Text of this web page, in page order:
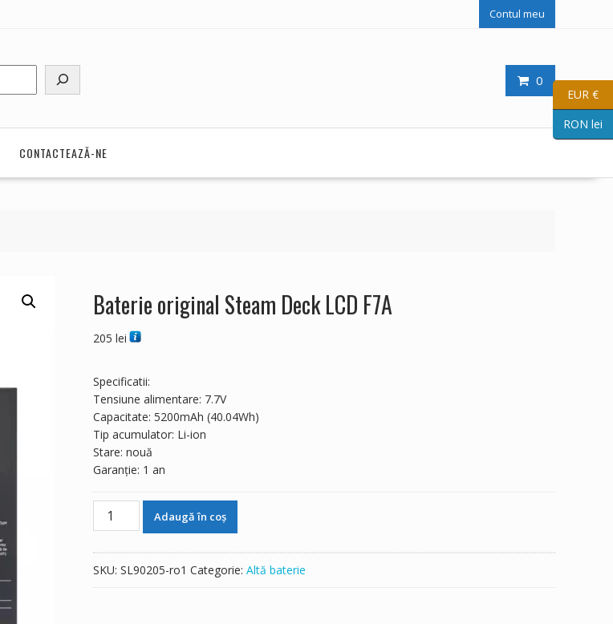
Contul meu
0
CONTACTEAZĂ-NE
Baterie original Steam Deck LCD F7A
205 lei
Specificatii:
Tensiune alimentare: 7.7V
Capacitate: 5200mAh (40.04Wh)
Tip acumulator: Li-ion
Stare: nouă
Garanție: 1 an
Cantitate
Baterie
Deck
Adaugă în coș
SKU: SL90205-ro1 Categorie: Altă baterie
EUR €
RON lei